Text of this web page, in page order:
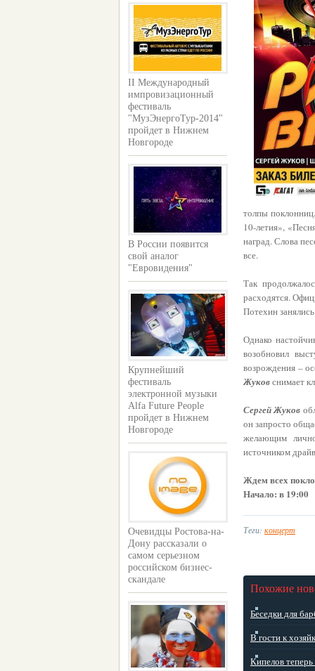
II Международный
импровизационный
фестиваль
"МузЭнергоТур-2014"
пройдет в Нижнем
Новгороде
В России появится
свой аналог
"Евровидения"
Крупнейший
фестиваль
электронной музыки
Alfa Future People
пройдет в Нижнем
Новгороде
Очевидцы Ростова-на-
Дону рассказали о
самом серьезном
российском бизнес-
скандале
толпы
10-летия»,
наград. Слова
все.
Так
расходятся.
Потехин
Однако
возобновил
возрождения –
Жуковснимает
Сергей Жуков
он запросто
желающим
источником
Ждем всех
Начало: в 19:00
Теги: концерт
Похожие
Беседки для
В гости к
Кипелов